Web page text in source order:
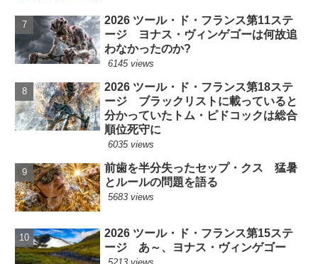
2026 ツール・ド・フランス第11ステ
ージ ヨナス・ヴィンゲゴーは何故追
わなかったのか?
6145 views
2026 ツール・ド・フランス第18ステ
ージ ブラックリストに載っていると
分かっていたトム・ピドコックは総合
順位死守に
6035 views
前歯を半分失ったセップ・クス 猛暑
とルールの問題を語る
5683 views
2026 ツール・ド・フランス第15ステ
ージ あ～、ヨナス・ヴィンゲゴー